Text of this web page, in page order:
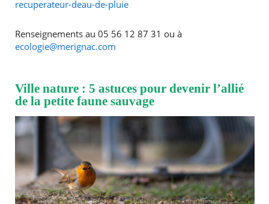
recuperateur-deau-de-pluie
Renseignements au 05 56 12 87 31 ou à
ecologie@merignac.com
Ville nature : 5 astuces pour devenir l’allié
de la petite faune sauvage